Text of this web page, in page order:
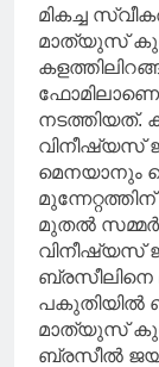
മികച്ച
മാത്യുസ്
നടത്തിയത്.
വിനീഷ്യസ്
മെനയാനും
മുതൽ
വിനീഷ്യസ്
ബ്രസീലിനെ
പകുതിയിൽ
മാത്യുസ്
ബ്രസീൽ